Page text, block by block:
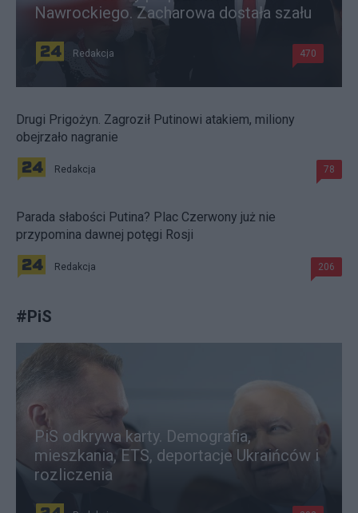
Nawrockiego. Zacharowa dostała szału
Redakcja 470
Drugi Prigożyn. Zagroził Putinowi atakiem, miliony
obejrzało nagranie
Redakcja 78
Parada słabości Putina? Plac Czerwony już nie
przypomina dawnej potęgi Rosji
Redakcja 206
#PiS
PiS odkrywa karty. Demografia,
mieszkania, ETS, deportacje Ukraińców i
rozliczenia